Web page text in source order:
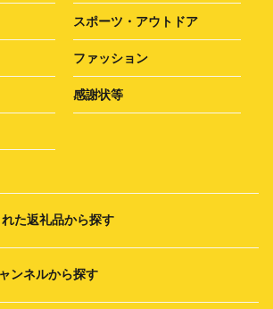
スポーツ・アウトドア
ファッション
感謝状等
た返礼品から探す
ンネルから探す